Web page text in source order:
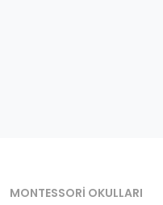
MONTESSORI OKULLARI